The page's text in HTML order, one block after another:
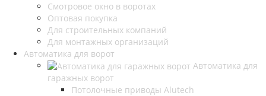
Смотровое окно в воротах
Оптовая покупка
Для строительных компаний
Для монтажных организаций
Автоматика для ворот
Автоматика для
гаражных ворот
Потолочные приводы Alutech